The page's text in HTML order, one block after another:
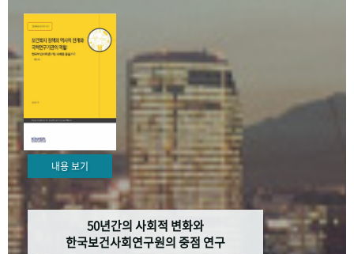
성과 50선 숫자로 보는 50년
세계와 함께 한 KIHASA
VR 역사관
내용 보기
50년간의 사회적 변화와
한국보건사회연구원의 중점 연구